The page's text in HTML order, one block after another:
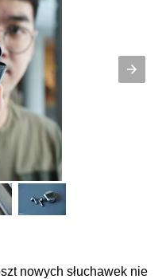
nowych słuchawek nie